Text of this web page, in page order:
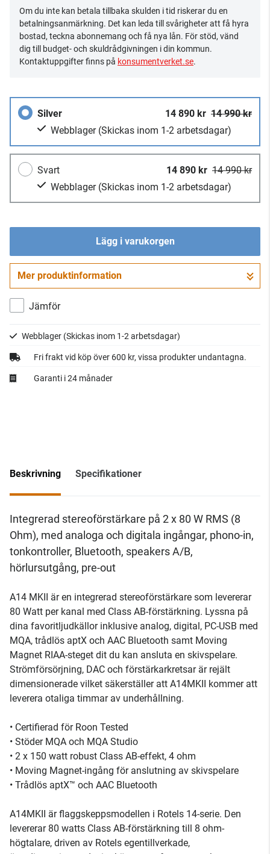
Om du inte kan betala tillbaka skulden i tid riskerar du en
betalningsanmärkning. Det kan leda till svårigheter att få hyra
bostad, teckna abonnemang och få nya lån. För stöd, vänd
dig till budget- och skuldrådgivningen i din kommun.
Kontaktuppgifter finns på konsumentverket.se.
Silver 14 890 kr 14 990 kr
Webblager (Skickas inom 1-2 arbetsdagar)
Svart 14 890 kr 14 990 kr
Webblager (Skickas inom 1-2 arbetsdagar)
Lägg i varukorgen
Gå till kassan
Mer produktinformation
Jämför
Webblager (Skickas inom 1-2 arbetsdagar)
Fri frakt vid köp över 600 kr, vissa produkter undantagna.
Garanti i 24 månader
Beskrivning Specifikationer
Integrerad stereoförstärkare på 2 x 80 W RMS (8
Ohm), med analoga och digitala ingångar, phono-in,
tonkontroller, Bluetooth, speakers A/B,
hörlursutgång, pre-out
A14 MKII är en integrerad stereoförstärkare som levererar
80 Watt per kanal med Class AB-förstärkning. Lyssna på
dina favoritljudkällor inklusive analog, digital, PC-USB med
MQA, trådlös aptX och AAC Bluetooth samt Moving
Magnet RIAA-steget dit du kan ansluta en skivspelare.
Strömförsörjning, DAC och förstärkarkretsar är rejält
dimensionerade vilket säkerställer att A14MKII kommer att
leverera otaliga timmar av underhållning.
• Certifierad för Roon Tested
• Stöder MQA och MQA Studio
• 2 x 150 watt robust Class AB-effekt, 4 ohm
• Moving Magnet-ingång för anslutning av skivspelare
• Trådlös aptX™ och AAC Bluetooth
A14MKII är flaggskeppsmodellen i Rotels 14-serie. Den
levererar 80 watts Class AB-förstärkning till 8 ohm-
högtalare, driven av Rotels egentillverkade,